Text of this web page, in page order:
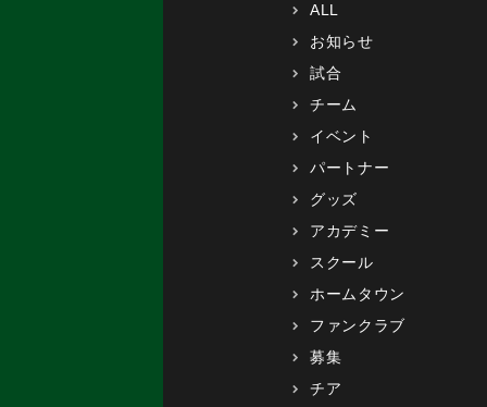
ALL
お知らせ
試合
チーム
イベント
パートナー
グッズ
アカデミー
スクール
ホームタウン
ファンクラブ
募集
チア